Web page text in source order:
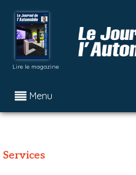
Lire le magazine
Menu
Services